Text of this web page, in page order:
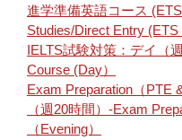
進学準備英語コース
Studies/Direct Entry (ETS
IELTS試験対策：デイ（
Course (Day）
Exam Preparation（PTE
（週20時間）-Exam
（Evening）